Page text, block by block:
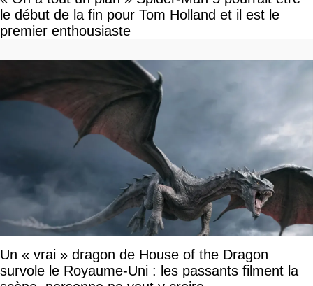
le début de la fin pour Tom Holland et il est le
premier enthousiaste
Un « vrai » dragon de House of the Dragon
survole le Royaume-Uni : les passants filment la